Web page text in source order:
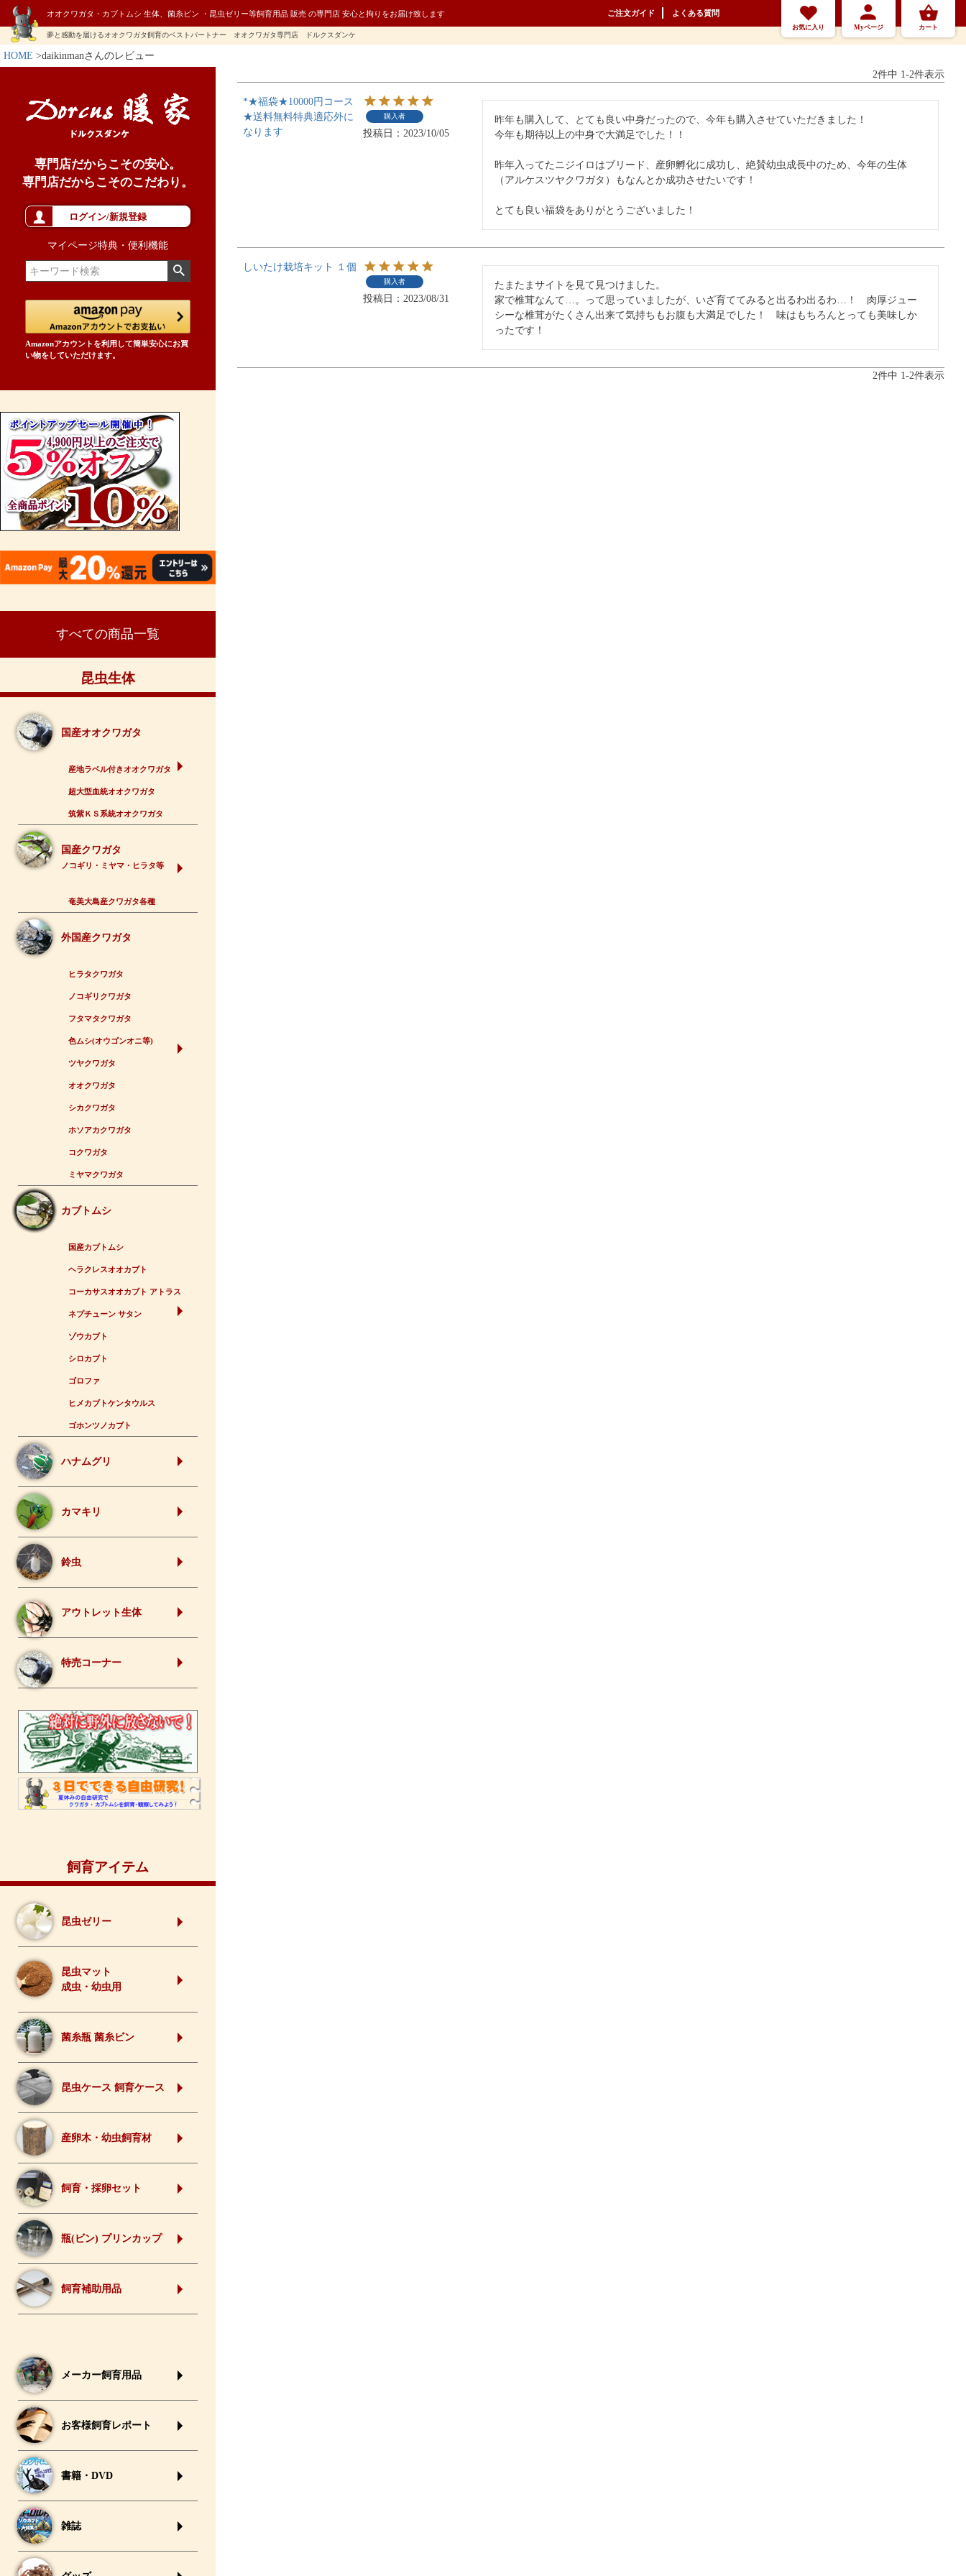
オオクワガタ・カブトムシ 生体、菌糸ビン ・昆虫ゼリー等飼育用品 販売 の専門店 安心と拘りをお届け致します ご注文ガイド よくある質問
夢と感動を届けるオオクワガタ飼育のベストパートナー オオクワガタ専門店 ドルクスダンケ
お気に入り Myページ カート
HOME daikinmanさんのレビュー
専門店だからこその安心。
専門店だからこそのこだわり。
ログイン/新規登録
マイページ特典・便利機能
Amazonアカウントを利用して簡単安心にお買
い物をしていただけます。
すべての商品一覧
昆虫生体
国産オオクワガタ
産地ラベル付きオオクワガタ
超大型血統オオクワガタ
筑紫ＫＳ系統オオクワガタ
国産クワガタ
ノコギリ・ミヤマ・ヒラタ等
奄美大島産クワガタ各種
外国産クワガタ
ヒラタクワガタ
ノコギリクワガタ
フタマタクワガタ
色ムシ(オウゴンオニ等)
ツヤクワガタ
オオクワガタ
シカクワガタ
ホソアカクワガタ
コクワガタ
ミヤマクワガタ
カブトムシ
国産カブトムシ
ヘラクレスオオカブト
コーカサスオオカブト アトラス
ネプチューン サタン
ゾウカブト
シロカブト
ゴロファ
ヒメカブトケンタウルス
ゴホンツノカブト
ハナムグリ
カマキリ
鈴虫
アウトレット生体
特売コーナー
飼育アイテム
昆虫ゼリー
昆虫マット
成虫・幼虫用
菌糸瓶 菌糸ビン
昆虫ケース 飼育ケース
産卵木・幼虫飼育材
飼育・採卵セット
瓶(ビン) プリンカップ
飼育補助用品
メーカー飼育用品
お客様飼育レポート
書籍・DVD
雑誌
2件中 1-2件表示
*★福袋★10000円コース
★送料無料特典適応外に
なります
購入者
投稿日 2023/10/05
昨年も購入して、とても良い中身だったので、今年も購入させていただきました！
今年も期待以上の中身で大満足でした！！
昨年入ってたニジイロはブリード、産卵孵化に成功し、絶賛幼虫成長中のため、今年の生体
（アルケスツヤクワガタ）もなんとか成功させたいです！
とても良い福袋をありがとうございました！
しいたけ栽培キット １個
購入者
投稿日 2023/08/31
たまたまサイトを見て見つけました。
家で椎茸なんて…。って思っていましたが、いざ育ててみると出るわ出るわ…！　肉厚ジュー
シーな椎茸がたくさん出来て気持ちもお腹も大満足でした！　味はもちろんとっても美味しか
ったです！
2件中 1-2件表示